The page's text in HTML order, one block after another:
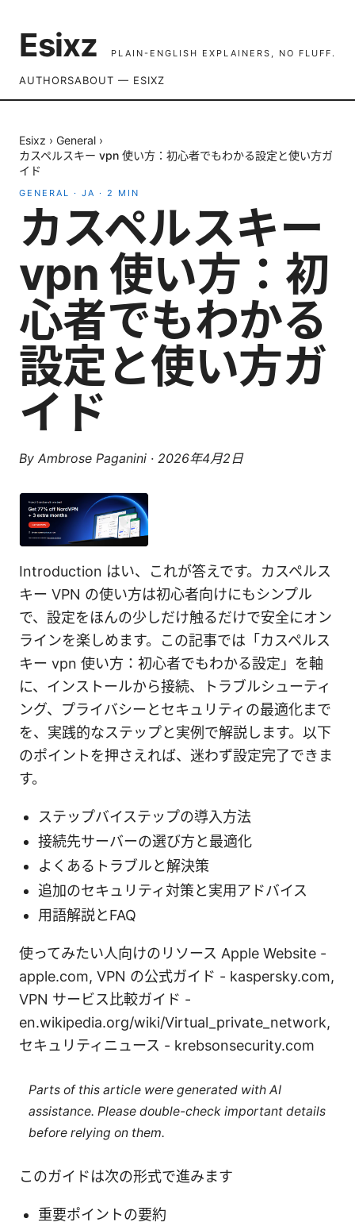
Esixz PLAIN-ENGLISH EXPLAINERS, NO FLUFF.
AUTHORSABOUT — ESIXZ
Esixz › General ›
カスペルスキー vpn 使い方：初心者でもわかる設定と使い方ガ
イド
GENERAL · JA · 2 MIN
カスペルスキー
vpn 使い方：初
心者でもわかる
設定と使い方ガ
イド
By Ambrose Paganini · 2026年4月2日
Introduction はい、これが答えです。カスペルス
キー VPN の使い方は初心者向けにもシンプル
で、設定をほんの少しだけ触るだけで安全にオン
ラインを楽しめます。この記事では「カスペルス
キー vpn 使い方：初心者でもわかる設定」を軸
に、インストールから接続、トラブルシューティ
ング、プライバシーとセキュリティの最適化まで
を、実践的なステップと実例で解説します。以下
のポイントを押さえれば、迷わず設定完了できま
す。
ステップバイステップの導入方法
接続先サーバーの選び方と最適化
よくあるトラブルと解決策
追加のセキュリティ対策と実用アドバイス
用語解説とFAQ
使ってみたい人向けのリソース Apple Website -
apple.com, VPN の公式ガイド - kaspersky.com,
VPN サービス比較ガイド -
en.wikipedia.org/wiki/Virtual_private_network,
セキュリティニュース - krebsonsecurity.com
Parts of this article were generated with AI
assistance. Please double-check important details
before relying on them.
このガイドは次の形式で進みます
重要ポイントの要約